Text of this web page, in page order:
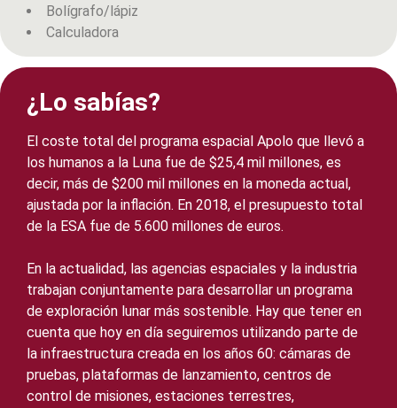
Bolígrafo/lápiz
Calculadora
¿Lo sabías?
El coste total del programa espacial Apolo que llevó a
los humanos a la Luna fue de $25,4 mil millones, es
decir, más de $200 mil millones en la moneda actual,
ajustada por la inflación. En 2018, el presupuesto total
de la ESA fue de 5.600 millones de euros.
En la actualidad, las agencias espaciales y la industria
trabajan conjuntamente para desarrollar un programa
de exploración lunar más sostenible. Hay que tener en
cuenta que hoy en día seguiremos utilizando parte de
la infraestructura creada en los años 60: cámaras de
pruebas, plataformas de lanzamiento, centros de
control de misiones, estaciones terrestres,